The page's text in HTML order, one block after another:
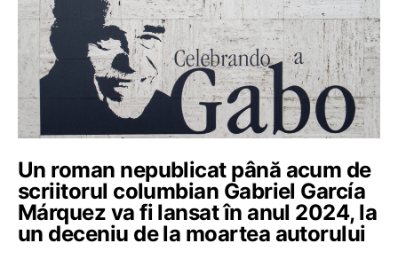
Un roman nepublicat până acum de
scriitorul columbian Gabriel García
Márquez va fi lansat în anul 2024, la
un deceniu de la moartea autorului